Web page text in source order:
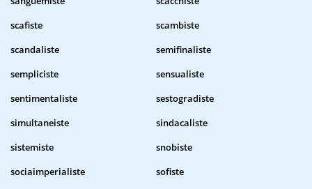
scafiste
scambiste
scandaliste
semifinaliste
sempliciste
sensualiste
sentimentaliste
sestogradiste
simultaneiste
sindacaliste
sistemiste
snobiste
sociaimperialiste
sofiste